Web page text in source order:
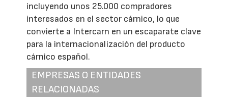
incluyendo unos 25.000 compradores
interesados en el sector cárnico, lo que
convierte a Intercarn en un escaparate clave
para la internacionalización del producto
cárnico español.
EMPRESAS O ENTIDADES
RELACIONADAS